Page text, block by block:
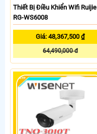
Thiết Bị Điều Khiển Wifi Ruijie
RG-WS6008
Giá: 48,367,500 ₫
64,490,000 đ